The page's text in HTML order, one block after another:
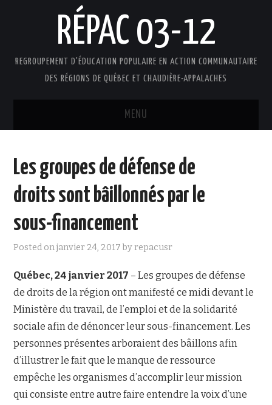
RÉPAC 03-12
REGROUPEMENT D'ÉDUCATION POPULAIRE EN ACTION COMMUNAUTAIRE
DES RÉGIONS DE QUÉBEC ET CHAUDIÈRE-APPALACHES
MENU
PRÉSENTATION
FAIRE UN DON !
Les groupes de défense de
droits sont bâillonnés par le
sous-financement
Posted onjanvier 24, 2017 byrepacusr
Québec, 24 janvier 2017 – Les groupes de défense
de droits de la région ont manifesté ce midi devant le
Ministère du travail, de l’emploi et de la solidarité
sociale afin de dénoncer leur sous-financement. Les
personnes présentes arboraient des bâillons afin
d’illustrer le fait que le manque de ressource
empêche les organismes d’accomplir leur mission
qui consiste entre autre faire entendre la voix d’une